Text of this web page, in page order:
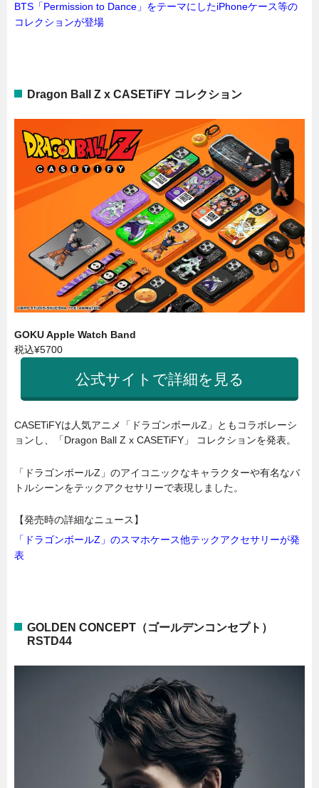
BTS「Permission to Dance」をテーマにしたiPhoneケース等の
コレクションが登場
Dragon Ball Z x CASETiFY コレクション
GOKU Apple Watch Band
税込¥5700
公式サイトで詳細を見る
CASETiFYは人気アニメ「ドラゴンボールZ」ともコラボレーシ
ョンし、「Dragon Ball Z x CASETiFY」 コレクションを発表。
「ドラゴンボールZ」のアイコニックなキャラクターや有名なバ
トルシーンをテックアクセサリーで表現しました。
【発売時の詳細なニュース】
「 ドラゴンボールZ」のスマホケース他テックアクセサリーが発
表
GOLDEN CONCEPT（ゴールデンコンセプト）
RSTD44